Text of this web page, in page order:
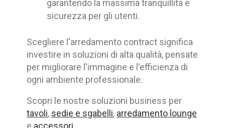
garantendo la massima tranquillità e
sicurezza per gli utenti.
Scegliere l'arredamento contract significa
investire in soluzioni di alta qualità, pensate
per migliorare l'immagine e l'efficienza di
ogni ambiente professionale.
Scopri le nostre soluzioni business per
tavoli, sedie e sgabelli, arredamento lounge